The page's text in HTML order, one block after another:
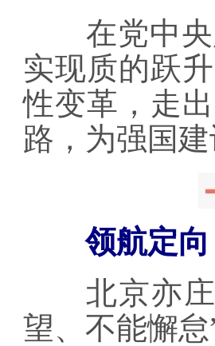
在党中央
实现质的跃
性变革，走
路，为强国
领航定
北京亦庄
望、不能懈